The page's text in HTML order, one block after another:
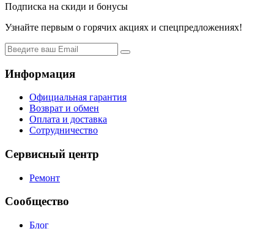
Подписка на скиди и бонусы
Узнайте первым о горячих акциях и спецпредложениях!
Информация
Официальная гарантия
Возврат и обмен
Оплата и доставка
Сотрудничество
Сервисный центр
Ремонт
Сообщество
Блог